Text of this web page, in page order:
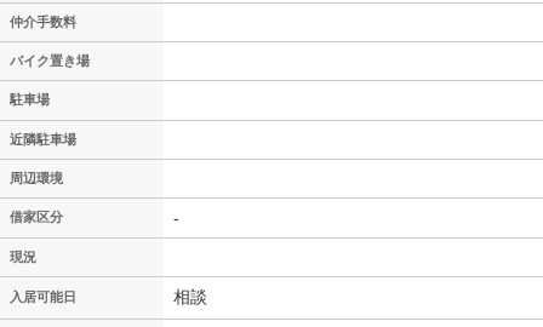
仲介手数料
バイク置き場
駐車場
近隣駐車場
周辺環境
借家区分 -
現況
入居可能日 相談